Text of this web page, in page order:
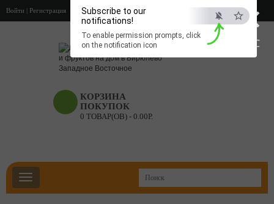
×
ESC
Subscribe to our
notifications!
To enable permission prompts, click
on the notification icon
Войти | Регистрация
КОРЗИНА
ПОКУПОК
0 ТОВАР(ОВ) - 0.00Р.